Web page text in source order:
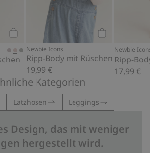
Newbie Icons
Ripp-Body mit Rüschen
19,99 €
Newbie
Ripp-
17,99 €
Kategorien
Latzhosen Leggings
Design, das mit weniger
hergestellt wird.